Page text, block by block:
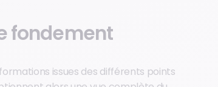
fondement
issues des différents points